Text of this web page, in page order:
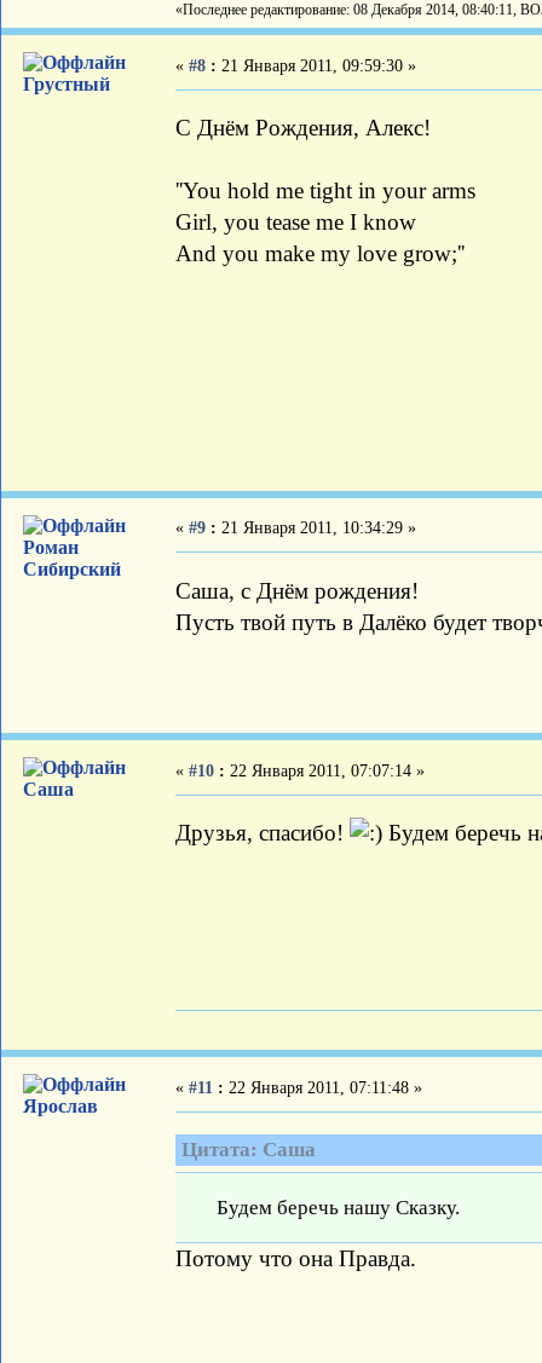
«Последнее редактирование: 08 Декабря 2014, 08:40:11,
Грустный
« #8 : 21 Января 2011, 09:59:30 »
С Днём Рождения, Алекс!
''You hold me tight in your arms
Girl, you tease me I know
And you make my love grow;''
Роман
Сибирский
« #9 : 21 Января 2011, 10:34:29 »
Саша, с Днём рождения!
Пусть твой путь в Далёко будет
Саша
« #10 : 22 Января 2011, 07:07:14 »
Друзья, спасибо! Будем беречь
Ярослав
« #11 : 22 Января 2011, 07:11:48 »
Цитата: Саша
Будем беречь нашу Сказку.
Потому что она Правда.